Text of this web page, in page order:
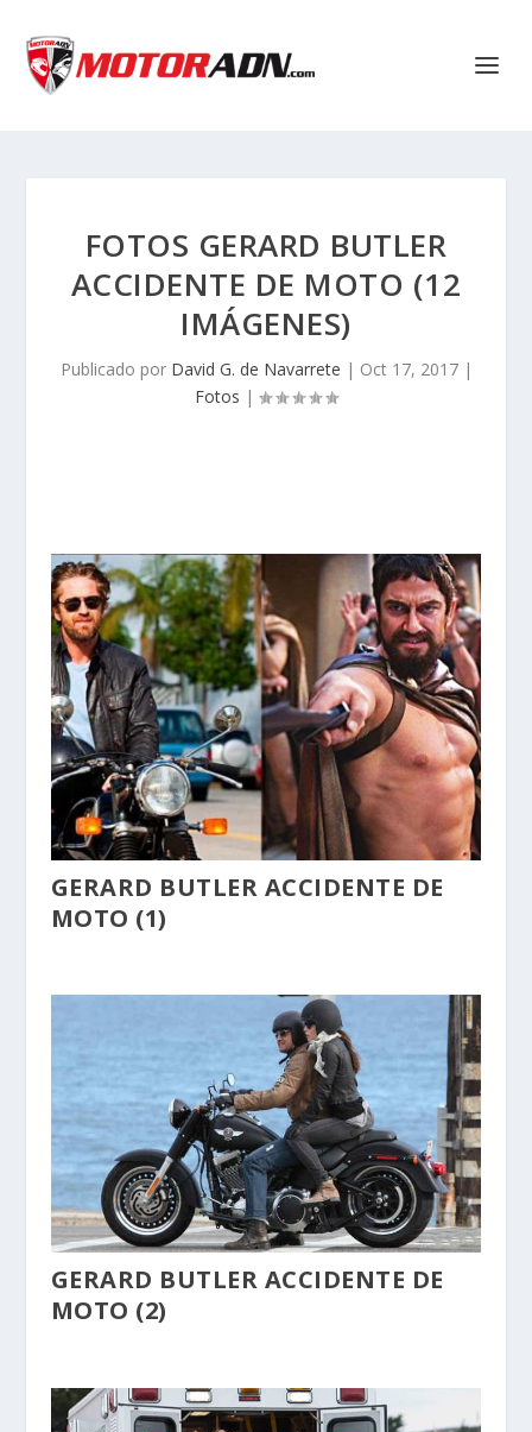
FOTOS GERARD BUTLER
ACCIDENTE DE MOTO (12
IMÁGENES)
Publicado por David G. de Navarrete | Oct 17, 2017|
Fotos |
GERARD BUTLER ACCIDENTE DE
MOTO (1)
GERARD BUTLER ACCIDENTE DE
MOTO (2)